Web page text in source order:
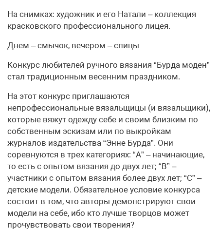
На снимках: художник и его Натали – коллекция
красковского профессионального лицея.
Днем – смычок, вечером – спицы
Конкурс любителей ручного вязания “Бурда моден”
стал традиционным весенним праздником.
На этот конкурс приглашаются
непрофессиональные вязальщицы (и вязальщики),
которые вяжут одежду себе и своим близким по
собственным эскизам или по выкройкам
журналов издательства “Энне Бурда”. Они
соревнуются в трех категориях: “А” – начинающие,
то есть с опытом вязания до двух лет; “В” –
участники с опытом вязания более двух лет; “С” –
детские модели. Обязательное условие конкурса
состоит в том, что авторы демонстрируют свои
модели на себе, ибо кто лучше творцов может
прочувствовать свои творения?